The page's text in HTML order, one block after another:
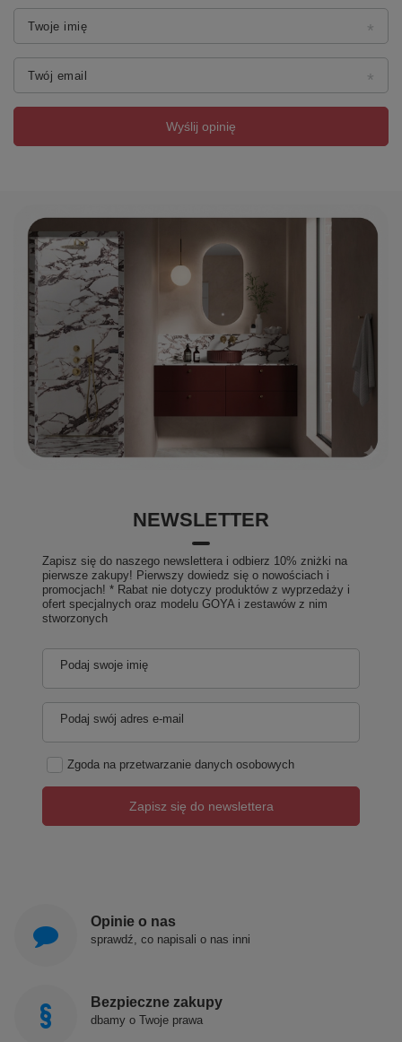
Produkty POLIMAT produkowane są w Polsce!
Polimat jest polskim producentem, łączącym prawie
30-letnie doświadczenie z nowoczesnym spojrzeniem
na prowadzenie biznesu. Jest innowacyjnym i
dynamicznie rozwijającym się przedsiębiorstwem,
które zajmuje się produkcją sanitarnych produktów z
Twoje imię
Twój email
Wyślij opinię
NEWSLETTER
Zapisz się do naszego newslettera i odbierz 10% zniżki na
pierwsze zakupy! Pierwszy dowiedz się o nowościach i
promocjach! * Rabat nie dotyczy produktów z wyprzedaży i
ofert specjalnych oraz modelu GOYA i zestawów z nim
stworzonych
Podaj swoje imię
Podaj swój adres e-mail
Zgoda na przetwarzanie danych osobowych
Zapisz się do newslettera
Opinie o nas
sprawdź, co napisali o nas inni
Bezpieczne zakupy
dbamy o Twoje prawa